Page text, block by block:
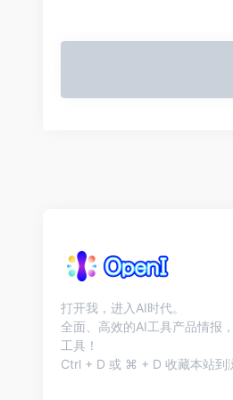
打开我，进入AI时代。
全面、高效的AI工具产品情报
工具！
Ctrl + D 或 ⌘ + D 收藏本站到